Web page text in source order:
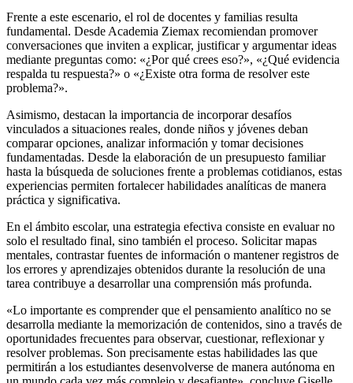
Frente a este escenario, el rol de docentes y familias resulta
fundamental. Desde Academia Ziemax recomiendan promover
conversaciones que inviten a explicar, justificar y argumentar ideas
mediante preguntas como: «¿Por qué crees eso?», «¿Qué evidencia
respalda tu respuesta?» o «¿Existe otra forma de resolver este
problema?».
Asimismo, destacan la importancia de incorporar desafíos
vinculados a situaciones reales, donde niños y jóvenes deban
comparar opciones, analizar información y tomar decisiones
fundamentadas. Desde la elaboración de un presupuesto familiar
hasta la búsqueda de soluciones frente a problemas cotidianos, estas
experiencias permiten fortalecer habilidades analíticas de manera
práctica y significativa.
En el ámbito escolar, una estrategia efectiva consiste en evaluar no
solo el resultado final, sino también el proceso. Solicitar mapas
mentales, contrastar fuentes de información o mantener registros de
los errores y aprendizajes obtenidos durante la resolución de una
tarea contribuye a desarrollar una comprensión más profunda.
«Lo importante es comprender que el pensamiento analítico no se
desarrolla mediante la memorización de contenidos, sino a través de
oportunidades frecuentes para observar, cuestionar, reflexionar y
resolver problemas. Son precisamente estas habilidades las que
permitirán a los estudiantes desenvolverse de manera autónoma en